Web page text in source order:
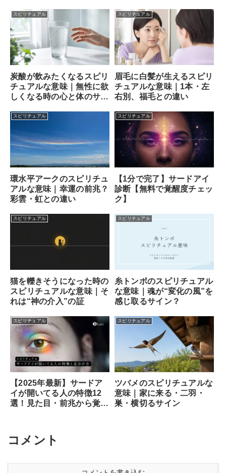
スピリチュアル
炭酸が飲みたくなるスピリ
チュアルな意味｜無性に欲
しくなる時の心と体のサイ
スピリチュアル
眉毛に白髪が生えるスピリ
チュアルな意味｜1本・左
右別、福毛との違い
スピリチュアル
環水平アークのスピリチュ
アルな意味｜幸運の前兆？
彩雲・虹との違い
スピリチュアル
【1分で完了】サードアイ
診断【無料で覚醒度チェッ
ク】
スピリチュアル
猫を轢きそうになった時の
スピリチュアルな意味｜そ
れは“神の介入”の証
スピリチュアル
糸トンボのスピリチュアル
な意味｜魂が“変化の風”を
感じ取るサイン？
スピリチュアル
【2025年最新】サードア
イが開いてる人の特徴12
選！見た目・前兆から覚醒
スピリチュアル
ツバメのスピリチュアルな
意味｜家に来る・二羽・
巣・横切るサイン
コメント